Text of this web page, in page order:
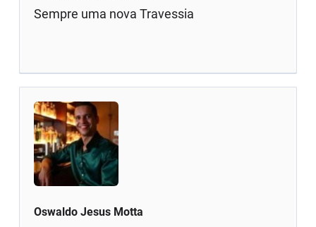
Sempre uma nova Travessia
Oswaldo Jesus Motta